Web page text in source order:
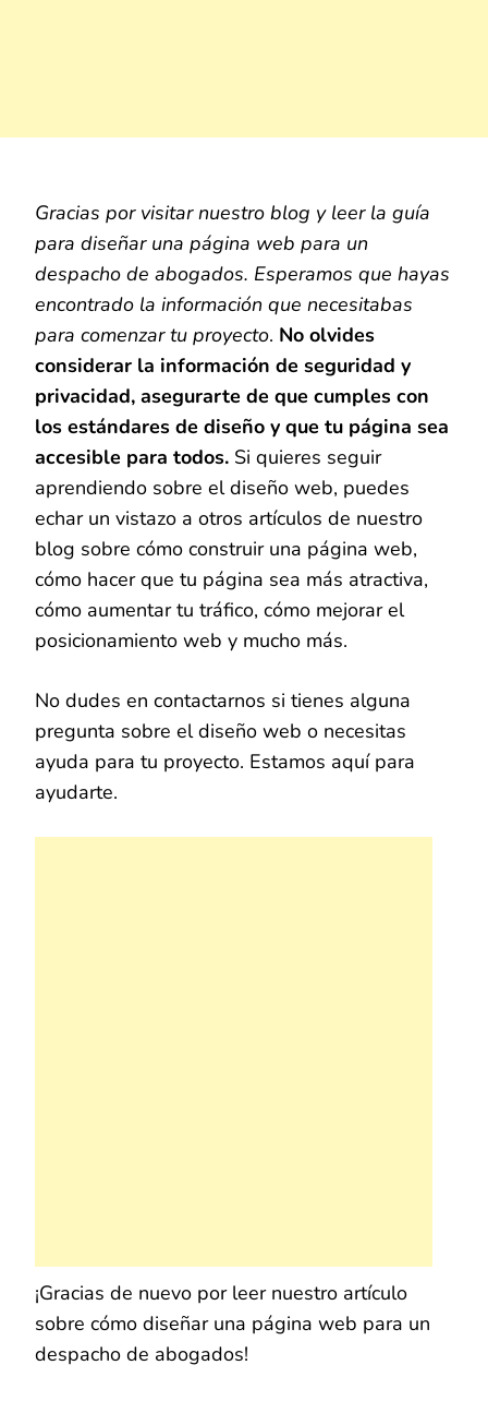
Gracias por visitar nuestro blog y leer la guía
para diseñar una página web para un
despacho de abogados. Esperamos que hayas
encontrado la información que necesitabas
para comenzar tu proyecto. No olvides
considerar la información de seguridad y
privacidad, asegurarte de que cumples con
los estándares de diseño y que tu página sea
accesible para todos. Si quieres seguir
aprendiendo sobre el diseño web, puedes
echar un vistazo a otros artículos de nuestro
blog sobre cómo construir una página web,
cómo hacer que tu página sea más atractiva,
cómo aumentar tu tráfico, cómo mejorar el
posicionamiento web y mucho más.
No dudes en contactarnos si tienes alguna
pregunta sobre el diseño web o necesitas
ayuda para tu proyecto. Estamos aquí para
ayudarte.
¡Gracias de nuevo por leer nuestro artículo
sobre cómo diseñar una página web para un
despacho de abogados!